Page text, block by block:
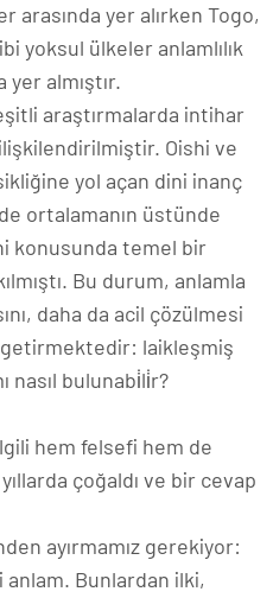
arasında yer alırken Togo,
yoksul ülkeler anlamlılık
almıştır.
araştırmalarda intihar
Oishi ve
yol açan dini inanç
ortalamanın üstünde
konusunda temel bir
Bu durum, anlamla
daha da acil çözülmesi
laikleşmiş
nasıl bulunabi̇li̇r?
hem felsefi hem de
çoğaldı ve bir cevap
ayırmamız gerekiyor:
anlam. Bunlardan ilki,